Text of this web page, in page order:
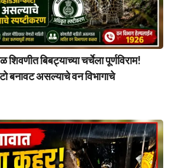
बिबट्याच्या चर्चेला पूर्णविराम!
बनावट असल्याचे वन विभागाचे